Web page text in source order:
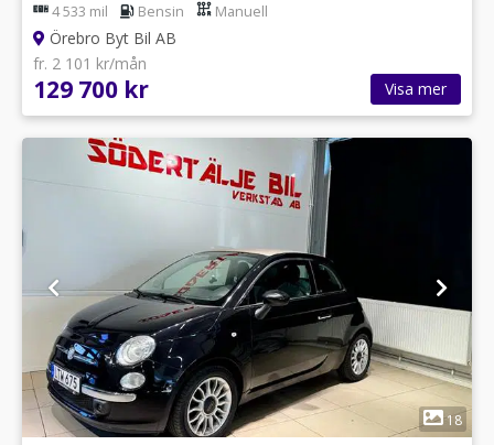
4 533 mil Bensin Manuell
Örebro Byt Bil AB
fr. 2 101 kr/mån
129 700 kr Visa mer
1
18